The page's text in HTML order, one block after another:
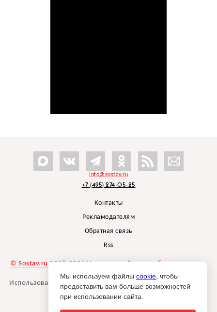
info@sostav.ru
+7 (495) 274-05-25
Контакты
Рекламодателям
Обратная связь
Rss
© Sostav.ru 1998-2026 Независимый проектбрендингового
агентства Depot
Использование материалов Sostav.ru допустимо только при
указании источника.
Мы используем файлы cookie , чтобы
предоставить вам больше возможностей
при использовании сайта.